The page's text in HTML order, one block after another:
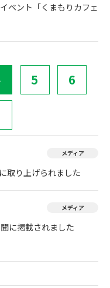
ベント「くまもりカフェ
5 6
メディア
取り上げられました
メディア
に掲載されました